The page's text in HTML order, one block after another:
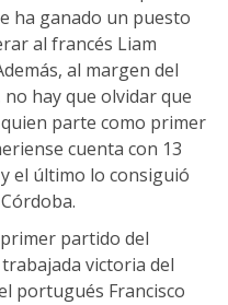
ha ganado un puesto
al francés Liam
al margen del
hay que olvidar que
parte como primer
cuenta con 13
el último lo consiguió
partido del
victoria del
portugués Francisco